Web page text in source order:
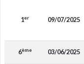
1er 09/07/2025
6ème 03/06/2025